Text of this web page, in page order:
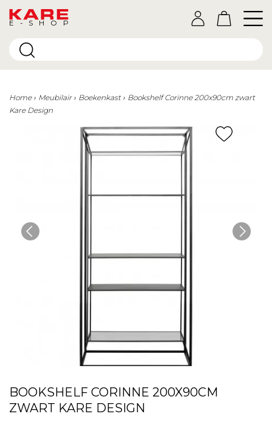
E-SHOP
Home Meubilair Boekenkast
Bookshelf Corinne 200x90cm zwart
Kare Design
BOOKSHELF CORINNE 200X90CM
ZWART KARE DESIGN